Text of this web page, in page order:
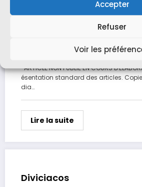
Accepter
Refuser
Voir les
Georges Bidault de l’Isle
ARTICLE NON PUBLIE EN COURS
ésentation standard des articles.
dia…
Lire la suite
Diviciacos